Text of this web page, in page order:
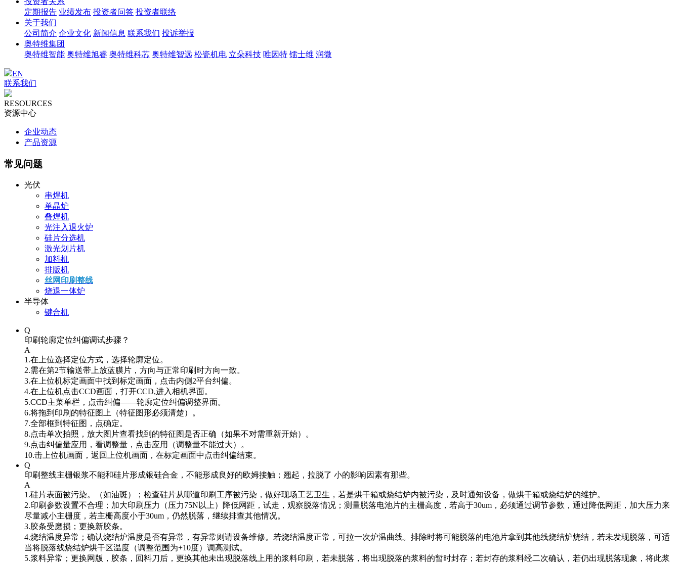
定期报告 业绩发布 投资者问答 投资者联络
关于我们
公司简介 企业文化 新闻信息 联系我们 投诉举报
奥特维集团
奥特维智能 奥特维旭睿 奥特维科芯 奥特维智远 松瓷机电 立朵科技 唯因特 镭士维 润微
EN
联系我们
RESOURCES
资源中心
企业动态
产品资源
常见问题
光伏
串焊机
单晶炉
叠焊机
光注入退火炉
硅片分选机
激光划片机
加料机
排版机
丝网印刷整线
烧退一体炉
半导体
键合机
Q
印刷轮廓定位纠偏调试步骤？
A
1.在上位选择定位方式，选择轮廓定位。
2.需在第2节输送带上放蓝膜片，方向与正常印刷时方向一致。
3.在上位机标定画面中找到标定画面，点击内侧2平台纠偏。
4.在上位机点击CCD画面，打开CCD,进入相机界面。
5.CCD主菜单栏，点击纠偏——轮廓定位纠偏调整界面。
6.将拖到印刷的特征图上（特征图形必须清楚）。
7.全部框到特征图，点确定。
8.点击单次拍照，放大图片查看找到的特征图是否正确（如果不对需重新开始）。
9.点击纠偏量应用，看调整量，点击应用（调整量不能过大）。
10.击上位机画面，返回上位机画面，在标定画面中点击纠偏结束。
Q
印刷整线主栅银浆不能和硅片形成银硅合金，不能形成良好的欧姆接触；翘起，拉脱了 小的影响因素有那些。
A
1.硅片表面被污染。（如油斑）；检查硅片从哪道印刷工序被污染，做好现场工艺卫生，若是烘干箱或烧结炉内被污染，及时通知设备，做烘干箱或烧结炉的维护。
2.印刷参数设置不合理；加大印刷压力（压力75N以上）降低网距，试走，观察脱落情况；测量脱落电池片的主栅高度，若高于30um，必须通过调节参数，通过降低网距，加大压力来
尽量减小主栅度，若主栅高度小于30um，仍然脱落，继续排查其他情况。
3.胶条受磨损；更换新胶条。
4.烧结温度异常；确认烧结炉温度是否有异常，有异常则请设备维修。若烧结温度正常，可拉一次炉温曲线。排除时将可能脱落的电池片拿到其他线烧结炉烧结，若未发现脱落，可适
当将脱落线烧结炉烘干区温度（调整范围为+10度）调高测试。
5.浆料异常；更换网版，胶条，回料刀后，更换其他未出现脱落线上用的浆料印刷，若未脱落，将出现脱落的浆料的暂时封存；若封存的浆料经二次确认，若仍出现脱落现象，将此浆